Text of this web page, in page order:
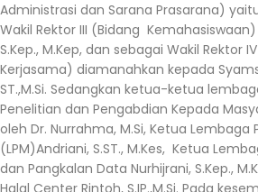
Administrasi dan Sarana Prasarana)
Wakil Rektor III (Bidang
S.Kep., M.Kep, dan sebagai Wakil Rektor
Kerjasama) diamanahkan kepada
ST.,M.Si. Sedangkan ketua-ketua
Penelitian dan Pengabdian Kepada
oleh Dr. Nurrahma, M.Si, Ketua Lembaga
(LPM)Andriani, S.ST., M.Kes, Ketua
dan Pangkalan Data Nurhijrani, S.Kep.,
Halal Center Rintoh, S.IP.,M.Si. Pada